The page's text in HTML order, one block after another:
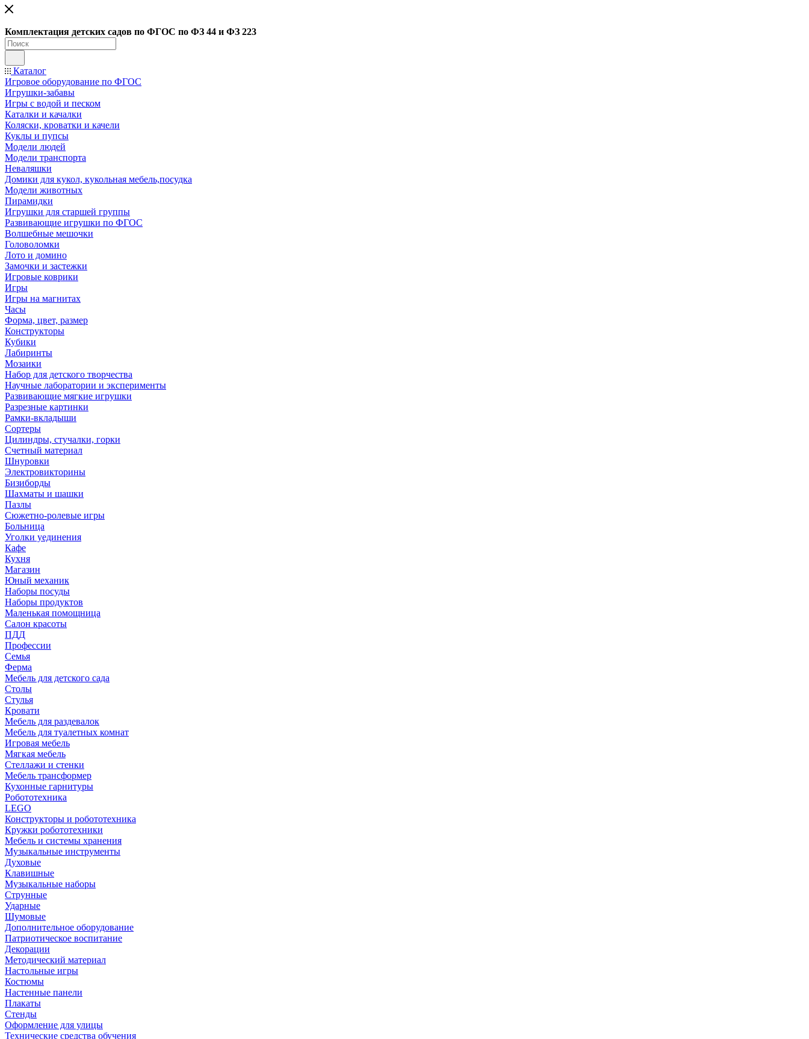
Комплектация детских садов по ФГОC по ФЗ 44 и ФЗ 223
Каталог
Игровое оборудование по ФГОС
Игрушки-забавы
Игры с водой и песком
Каталки и качалки
Коляски, кроватки и качели
Куклы и пупсы
Модели людей
Модели транспорта
Неваляшки
Домики для кукол, кукольная мебель,посудка
Модели животных
Пирамидки
Игрушки для старшей группы
Развивающие игрушки по ФГОС
Волшебные мешочки
Головоломки
Лото и домино
Замочки и застежки
Игровые коврики
Игры
Игры на магнитах
Часы
Форма, цвет, размер
Конструкторы
Кубики
Лабиринты
Мозаики
Набор для детского творчества
Научные лаборатории и эксперименты
Развивающие мягкие игрушки
Разрезные картинки
Рамки-вкладыши
Сортеры
Цилиндры, стучалки, горки
Счетный материал
Шнуровки
Электровикторины
Бизиборды
Шахматы и шашки
Пазлы
Сюжетно-ролевые игры
Больница
Уголки уединения
Кафе
Кухня
Магазин
Юный механик
Наборы посуды
Наборы продуктов
Маленькая помощница
Салон красоты
ПДД
Профессии
Семья
Ферма
Мебель для детского сада
Столы
Cтулья
Кровати
Мебель для раздевалок
Мебель для туалетных комнат
Игровая мебель
Мягкая мебель
Стеллажи и стенки
Мебель трансформер
Кухонные гарнитуры
Робототехника
LEGO
Конструкторы и робототехника
Кружки робототехники
Мебель и системы хранения
Музыкальные инструменты
Духовые
Клавишные
Музыкальные наборы
Струнные
Ударные
Шумовые
Дополнительное оборудование
Патриотическое воспитание
Декорации
Методический материал
Настольные игры
Костюмы
Настенные панели
Плакаты
Стенды
Оформление для улицы
Технические средства обучения